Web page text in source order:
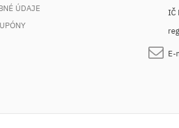
ÚDAJE
IČ
E-